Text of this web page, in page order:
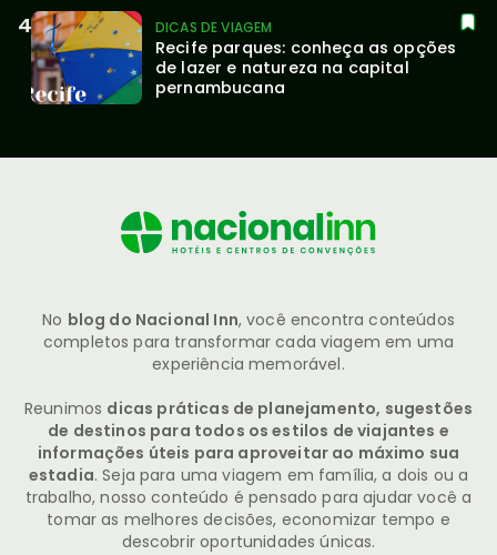
DICAS DE VIAGEM
Recife parques: conheça as opções
de lazer e natureza na capital
pernambucana
No blog do Nacional Inn, você encontra conteúdos
completos para transformar cada viagem em uma
experiência memorável.
Reunimos dicas práticas de planejamento, sugestões
de destinos para todos os estilos de viajantes e
informações úteis para aproveitar ao máximo sua
estadia. Seja para uma viagem em família, a dois ou a
trabalho, nosso conteúdo é pensado para ajudar você a
tomar as melhores decisões, economizar tempo e
descobrir oportunidades únicas.